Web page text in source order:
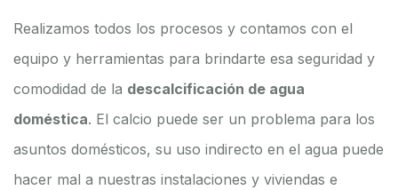
Realizamos todos los procesos y contamos con el
equipo y herramientas para brindarte esa seguridad y
comodidad de la descalcificación de agua
doméstica. El calcio puede ser un problema para los
asuntos domésticos, su uso indirecto en el agua puede
hacer mal a nuestras instalaciones y viviendas e